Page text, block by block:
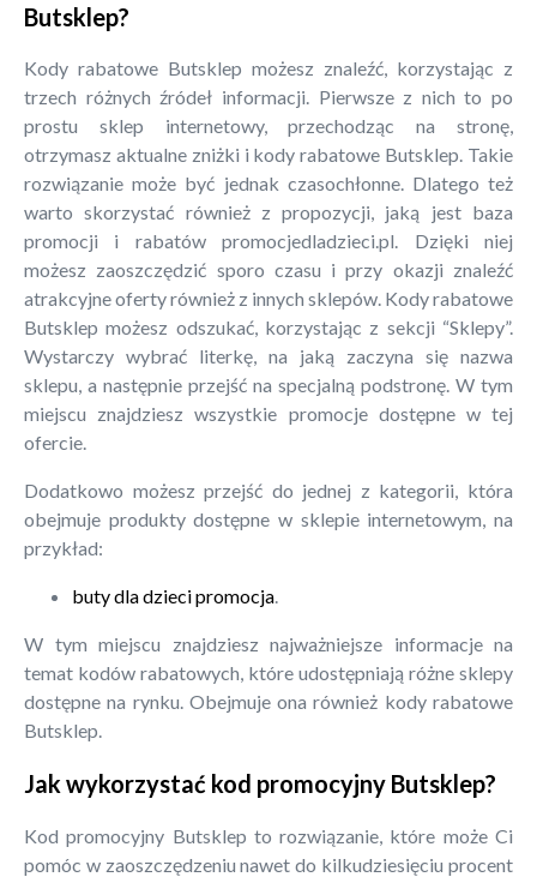
Butsklep?
Kody rabatowe Butsklep możesz znaleźć, korzystając z
trzech różnych źródeł informacji. Pierwsze z nich to po
prostu sklep internetowy, przechodząc na stronę,
otrzymasz aktualne zniżki i kody rabatowe Butsklep. Takie
rozwiązanie może być jednak czasochłonne. Dlatego też
warto skorzystać również z propozycji, jaką jest baza
promocji i rabatów promocjedladzieci.pl. Dzięki niej
możesz zaoszczędzić sporo czasu i przy okazji znaleźć
atrakcyjne oferty również z innych sklepów. Kody rabatowe
Butsklep możesz odszukać, korzystając z sekcji “Sklepy”.
Wystarczy wybrać literkę, na jaką zaczyna się nazwa
sklepu, a następnie przejść na specjalną podstronę. W tym
miejscu znajdziesz wszystkie promocje dostępne w tej
ofercie.
Dodatkowo możesz przejść do jednej z kategorii, która
obejmuje produkty dostępne w sklepie internetowym, na
przykład:
buty dla dzieci promocja.
W tym miejscu znajdziesz najważniejsze informacje na
temat kodów rabatowych, które udostępniają różne sklepy
dostępne na rynku. Obejmuje ona również kody rabatowe
Butsklep.
Jak wykorzystać kod promocyjny Butsklep?
Kod promocyjny Butsklep to rozwiązanie, które może Ci
pomóc w zaoszczędzeniu nawet do kilkudziesięciu procent